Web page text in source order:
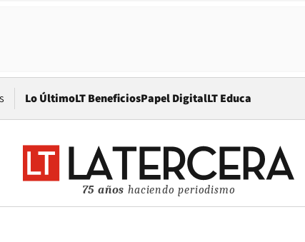
Lo ÚltimoLT BeneficiosPapel DigitalOpens in new
LT Educa
75 años haciendo periodismo